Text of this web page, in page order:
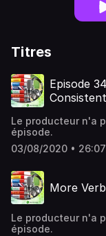
Titres
Episode
Consistent
Le producteur n'a
épisode.
03/08/2020 • 26:07
More
Le producteur n'a
épisode.